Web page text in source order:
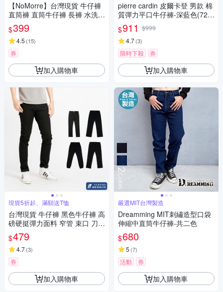
【NoMorre】台灣現貨 牛仔褲
直筒褲 直筒牛仔褲 長褲 水洗
彈力 貓鬚 2色 M-4L #3801
$399
4.5 (15)
券
加入購物車
現貨5折起、滿額送T恤
台灣現貨 牛仔褲 黑色牛仔褲 高
磅硬挺彈力面料 窄管 束口 刀割
M-3L 共5款【NoMorre】#547
6
$479
4.7(3)
券
加入購物車
pierre cardin 皮爾卡登 男款 棉
質彈力平口牛仔褲-深藍色(724
7886-38)
$911 $999
4.7(3)
限時下殺 券
加入購物車
嚴選MIT台灣製造
Dreamming MIT刺繡造型口袋
伸縮中直筒牛仔褲-共二色
$680
5 (7)
活動 券
加入購物車